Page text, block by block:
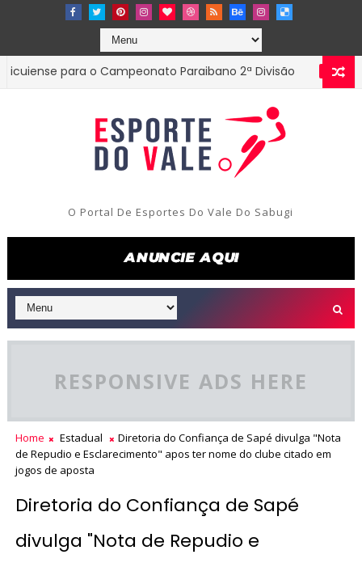
para o Campeonato Paraibano 2ª Divisão ESTADUAL
O Portal De Esportes Do Vale Do Sabugi
RESPONSIVE ADS HERE
Home Estadual
Diretoria do Confiança de Sapé divulga "Nota
de Repudio e Esclarecimento" apos ter nome do clube citado em
jogos de aposta
Diretoria do Confiança de Sapé
divulga "Nota de Repudio e